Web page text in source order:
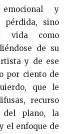
y
pérdida, sino
vida como
de su
y de ese
por ciento de
que le
recurso
del plano, la
el enfoque de